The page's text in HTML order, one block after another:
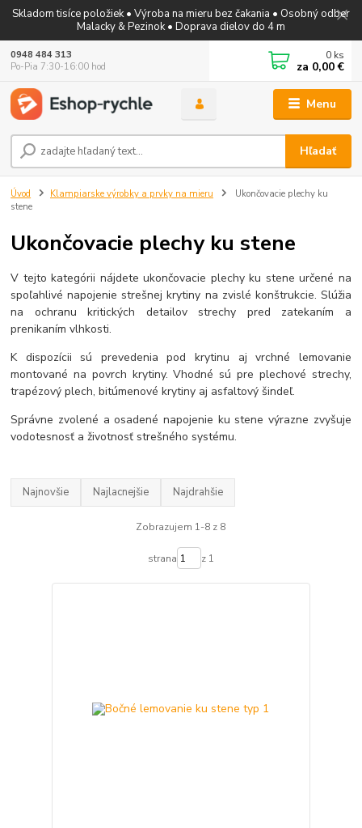
Skladom tisíce položiek • Výroba na mieru bez čakania • Osobný odber
Malacky & Pezinok • Doprava dielov do 4 m
Menu
Hľadať
0948 484 313
Po-Pia 7:30-16:00 hod
0 ks
za 0,00 €
Úvod Klampiarske výrobky a prvky na mieru
Ukončovacie plechy ku
stene
Ukončovacie plechy ku stene
V tejto kategórii nájdete ukončovacie plechy ku stene určené na
spoľahlivé napojenie strešnej krytiny na zvislé konštrukcie. Slúžia
na ochranu kritických detailov strechy pred zatekaním a
prenikaním vlhkosti.
K dispozícii sú prevedenia pod krytinu aj vrchné lemovanie
montované na povrch krytiny. Vhodné sú pre plechové strechy,
trapézový plech, bitúmenové krytiny aj asfaltový šindeľ.
Správne zvolené a osadené napojenie ku stene výrazne zvyšuje
vodotesnosť a životnosť strešného systému.
Najnovšie Najlacnejšie Najdrahšie
Zobrazujem 1-8 z 8
strana z 1